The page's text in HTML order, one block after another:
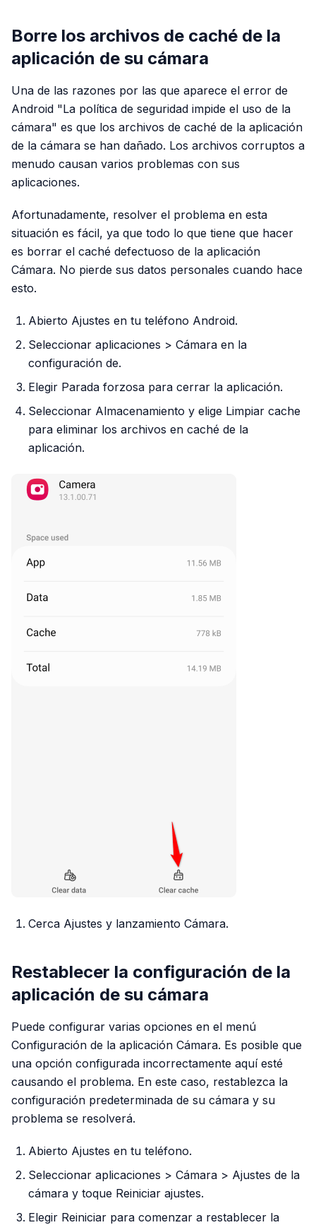
Borre los archivos de caché de la
aplicación de su cámara
Una de las razones por las que aparece el error de
Android "La política de seguridad impide el uso de la
cámara" es que los archivos de caché de la aplicación
de la cámara se han dañado. Los archivos corruptos a
menudo causan varios problemas con sus
aplicaciones.
Afortunadamente, resolver el problema en esta
situación es fácil, ya que todo lo que tiene que hacer
es borrar el caché defectuoso de la aplicación
Cámara. No pierde sus datos personales cuando hace
esto.
Abierto Ajustes en tu teléfono Android.
Seleccionar aplicaciones > Cámara en la
configuración de.
Elegir Parada forzosa para cerrar la aplicación.
Seleccionar Almacenamiento y elige Limpiar cache
para eliminar los archivos en caché de la
aplicación.
Cerca Ajustes y lanzamiento Cámara.
Restablecer la configuración de la
aplicación de su cámara
Puede configurar varias opciones en el menú
Configuración de la aplicación Cámara. Es posible que
una opción configurada incorrectamente aquí esté
causando el problema. En este caso, restablezca la
configuración predeterminada de su cámara y su
problema se resolverá.
Abierto Ajustes en tu teléfono.
Seleccionar aplicaciones > Cámara > Ajustes de la
cámara y toque Reiniciar ajustes.
Elegir Reiniciar para comenzar a restablecer la